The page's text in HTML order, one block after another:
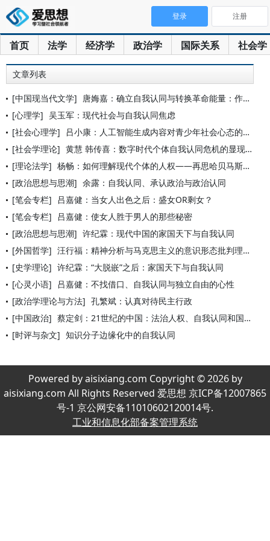
首页 法学 经济学 政治学 国际关系 社会学
登录 注册
文章列表
[中国现当代文学] 唐娒嘉：确立自我认同与转换革命能量：作为政治实践的郭沫若自传
[心理学] 吴玉军：现代社会与自我认同焦虑
[社会心理学]
吕小康：人工智能生成内容对青少年社会心态的影响
[社会学理论] 黄慧 韩传喜：数字时代个体自我认同危机的显现与消解
[理论法学] 杨畅：如何理解现代个体的人权——再思哈贝马斯的双重批判与主体
[政治思想与思潮] 余露：自我认同、承认政治与政治认同
[笔会专栏]
吕嘉健：当女人出色之后：盛女OR剩女？
[笔会专栏]
吕嘉健：使女人胜于男人的那些秘密
[政治思想与思潮] 许纪霖：现代中国的家国天下与自我认同
[外国哲学] 汪行福：精神分析与马克思主义的意识形态批判理论
[史学理论] 许纪霖：“大脱嵌”之后：家国天下与自我认同
[心灵小语]
吕嘉健：不找借口、自我认同与独立自由的心性
[政治学理论与方法] 孔繁斌：认真对待民主行政
[中国政治] 蔡定剑：21世纪的中国：法治人权、自我认同和国际责任
[时评与杂文] 知识分子边缘化中的自我认同
Powered by aisixiang.com Copyright © 2026 by
aisixiang.com All Rights Reserved 爱思想 京ICP备12007865
号-1 京公网安备11010602120014号.
工业和信息化部备案管理系统